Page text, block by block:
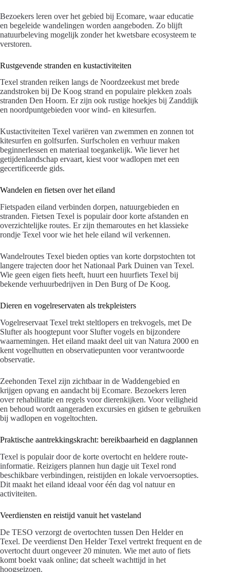
Bezoekers leren over het gebied bij Ecomare, waar educatie
en begeleide wandelingen worden aangeboden. Zo blijft
natuurbeleving mogelijk zonder het kwetsbare ecosysteem te
verstoren.
Rustgevende stranden en kustactiviteiten
Texel stranden reiken langs de Noordzeekust met brede
zandstroken bij De Koog strand en populaire plekken zoals
stranden Den Hoorn. Er zijn ook rustige hoekjes bij Zanddijk
en noordpuntgebieden voor wind- en kitesurfen.
Kustactiviteiten Texel variëren van zwemmen en zonnen tot
kitesurfen en golfsurfen. Surfscholen en verhuur maken
beginnerlessen en materiaal toegankelijk. Wie liever het
getijdenlandschap ervaart, kiest voor wadlopen met een
gecertificeerde gids.
Wandelen en fietsen over het eiland
Fietspaden eiland verbinden dorpen, natuurgebieden en
stranden. Fietsen Texel is populair door korte afstanden en
overzichtelijke routes. Er zijn themaroutes en het klassieke
rondje Texel voor wie het hele eiland wil verkennen.
Wandelroutes Texel bieden opties van korte dorpstochten tot
langere trajecten door het Nationaal Park Duinen van Texel.
Wie geen eigen fiets heeft, huurt een huurfiets Texel bij
bekende verhuurbedrijven in Den Burg of De Koog.
Dieren en vogelreservaten als trekpleisters
Vogelreservaat Texel trekt steltlopers en trekvogels, met De
Slufter als hoogtepunt voor Slufter vogels en bijzondere
waarnemingen. Het eiland maakt deel uit van Natura 2000 en
kent vogelhutten en observatiepunten voor verantwoorde
observatie.
Zeehonden Texel zijn zichtbaar in de Waddengebied en
krijgen opvang en aandacht bij Ecomare. Bezoekers leren
over rehabilitatie en regels voor dierenkijken. Voor veiligheid
en behoud wordt aangeraden excursies en gidsen te gebruiken
bij wadlopen en vogeltochten.
Praktische aantrekkingskracht: bereikbaarheid en dagplannen
Texel is populair door de korte overtocht en heldere route-
informatie. Reizigers plannen hun dagje uit Texel rond
beschikbare verbindingen, reistijden en lokale vervoersopties.
Dit maakt het eiland ideaal voor één dag vol natuur en
activiteiten.
Veerdiensten en reistijd vanuit het vasteland
De TESO verzorgt de overtochten tussen Den Helder en
Texel. De veerdienst Den Helder Texel vertrekt frequent en de
overtocht duurt ongeveer 20 minuten. Wie met auto of fiets
komt boekt vaak online; dat scheelt wachttijd in het
hoogseizoen.